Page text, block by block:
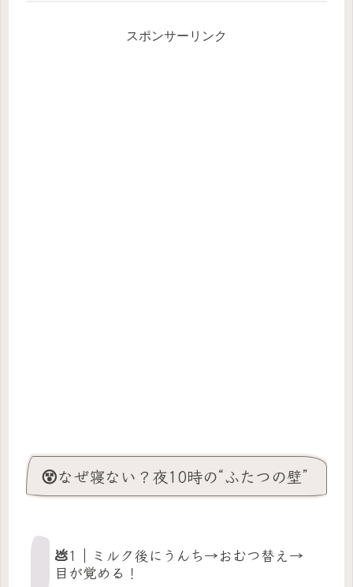
スポンサーリンク
😵なぜ寝ない？夜10時の“ふたつの壁”
💩1｜ミルク後にうんち→おむつ替え→
目が覚める！